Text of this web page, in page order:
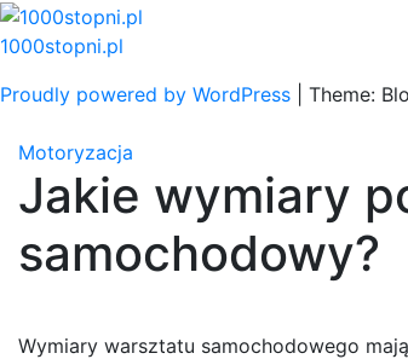
Skip
to
1000stopni.pl
Proudly powered by WordPress
Theme:
Motoryzacja
Jakie wymiary
samochodowy?
Wymiary warsztatu samochodowego